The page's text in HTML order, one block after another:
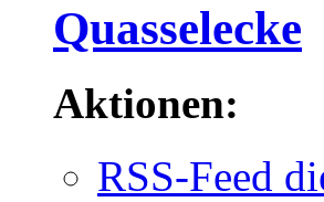
Quasselecke
Aktionen:
RSS-Feed